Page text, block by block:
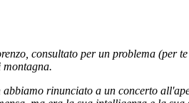
consultato per un problema (per
rinunciato a un concerto